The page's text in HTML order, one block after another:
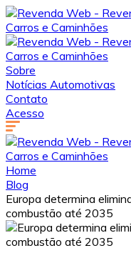
Sobre
Notícias Automotivas
Contato
Acesso
Home
Blog
Europa determina
combustão até 2035